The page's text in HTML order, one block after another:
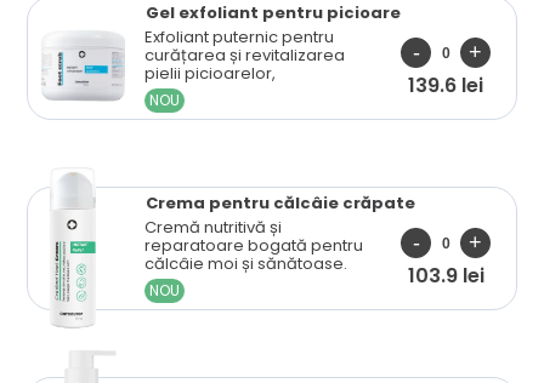
Gel exfoliant pentru picioare
Exfoliant puternic pentru
curățarea și revitalizarea
pielii picioarelor,
NOU
139.6 lei
Crema pentru călcâie crăpate
Cremă nutritivă și
reparatoare bogată pentru
călcâie moi și sănătoase.
NOU
103.9 lei